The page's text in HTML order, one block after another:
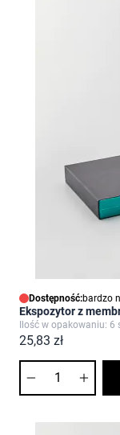
Dostępność:bardzo
Ekspozytor z
Ilość w opakowaniu: 6
25,83 zł